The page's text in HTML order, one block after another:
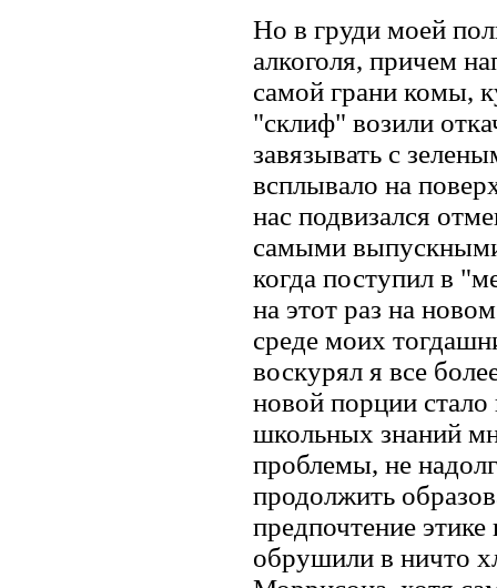
Но в груди моей
алкоголя, причем
самой грани комы,
"склиф" возили
завязывать с
всплывало на
нас подвизался
самыми
когда поступил в
на этот раз на
среде моих
воскурял я все
новой порции стало
школьных знаний
проблемы, не
продолжить
предпочтение
обрушили в ничто